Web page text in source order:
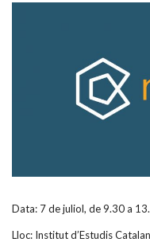
Data: 7 de juliol, de 9.30 a
Lloc: Institut d’Estudis